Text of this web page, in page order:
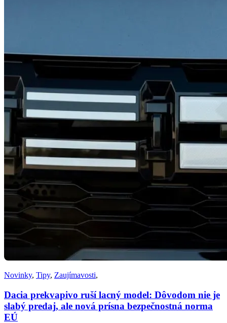
Novinky, Tipy, Zaujímavosti,
Dacia prekvapivo ruší lacný model: Dôvodom nie je
slabý predaj, ale nová prísna bezpečnostná norma
EÚ